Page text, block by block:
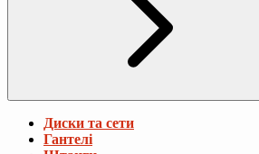
Диски та сети
Гантелі